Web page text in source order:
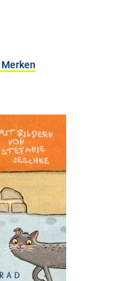
Merken